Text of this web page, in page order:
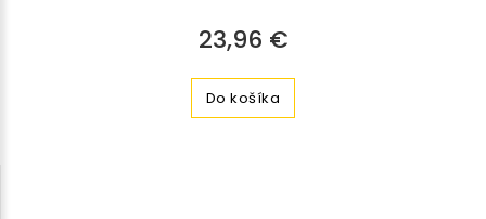
23,96 €
Do košíka